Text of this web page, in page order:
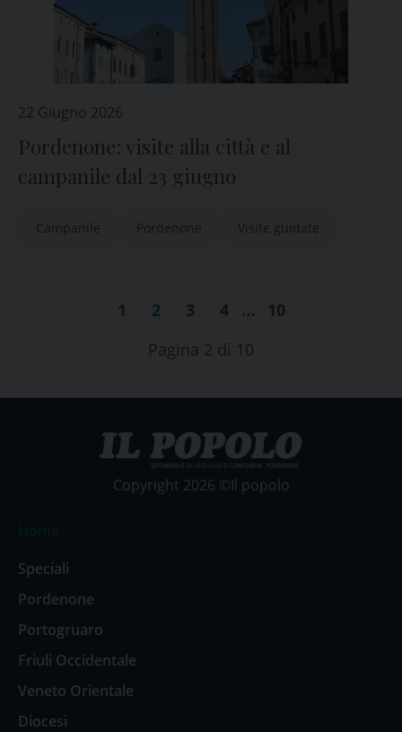
22 Giugno 2026
Pordenone: visite alla città e al
campanile dal 23 giugno
Campanile Pordenone Visite guidate
1 2 3 4 …
10
Pagina 2 di 10
Copyright 2026 ©Il popolo
Speciali
Pordenone
Portogruaro
Friuli Occidentale
Veneto Orientale
Diocesi